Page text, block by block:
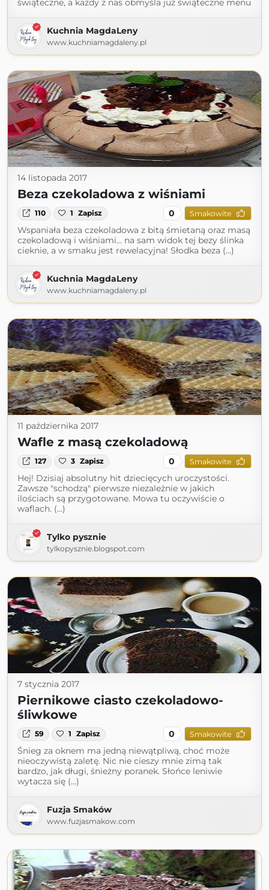
świąteczne, a każdy z nas obmyśla już świąteczne menu
Kuchnia MagdaLeny
www.kuchniamagdaleny.pl
14 listopada 2017
Beza czekoladowa z wiśniami
110 1 Zapisz 0 Smakowite
Wspaniała beza czekoladowa z bitą śmietaną oraz masą
czekoladową i wiśniami... na sam widok tej bezy ślinka
cieknie, a w smaku jest rewelacyjna! Słodka beza (...)
Kuchnia MagdaLeny
www.kuchniamagdaleny.pl
11 października 2017
Wafle z masą czekoladową
127 3 Zapisz 0 Smakowite
Hej! Dzisiaj absolutny hit dziecięcych uroczystości.
Zawsze "schodzą" pierwsze niezależnie w jakich
ilościach są przygotowane. Mowa tu oczywiście o
waflach. (...)
Tylko pysznie
tylkopysznie.blogspot.com
7 stycznia 2017
Piernikowe ciasto czekoladowo-
śliwkowe
59 1 Zapisz 0 Smakowite
Śnieg za oknem ma jedną niewątpliwą, choć może
nieoczywistą zaletę. Nic nie cieszy mnie zimą tak
bardzo, jak długi, śnieżny poranek. Słońce leniwie
wytacza się (...)
Fuzja Smaków
www.fuzjasmakow.com